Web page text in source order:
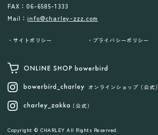
FAX：06-6585-1333
Mail：info@charley-zzz.com
サイトポリシー プライバシーポリシー
オンラインショップ〔公式〕
〔公式〕
Copyright © CHARLEY All Rights Reserved.